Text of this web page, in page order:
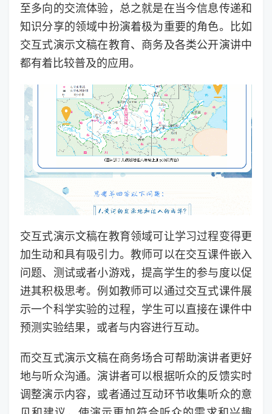
至多向的交流体验，总之就是在当今信息传递和
知识分享的领域中扮演着极为重要的角色。比如
交互式演示文稿在教育、商务及各类公开演讲中
都有着比较普及的应用。
交互式演示文稿在教育领域可让学习过程变得更
加生动和具有吸引力。教师可以在交互课件嵌入
问题、测试或者小游戏，提高学生的参与度以促
进其积极思考。例如教师可以通过交互式课件展
示一个科学实验的过程，学生可以直接在课件中
预测实验结果，或者与内容进行互动。
而交互式演示文稿在商务场合可帮助演讲者更好
地与听众沟通。演讲者可以根据听众的反馈实时
调整演示内容，或者通过互动环节收集听众的意